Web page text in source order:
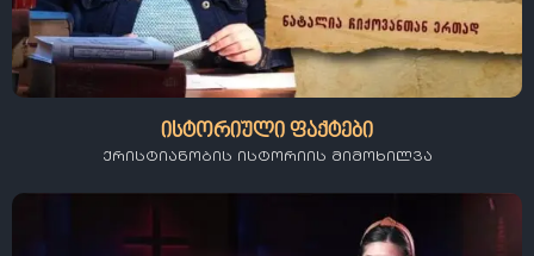
ისტორიული ფაქტები
ქრისტიანობის ისტორიის მიმოხილვა